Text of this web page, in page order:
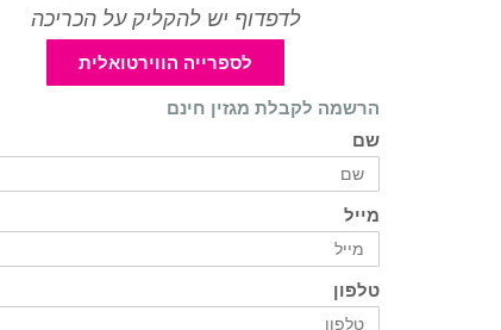
לדפדוף יש להקליק על הכריכה
לספרייה הווירטואלית
הרשמה לקבלת מגזין חינם
שם
מייל
טלפון